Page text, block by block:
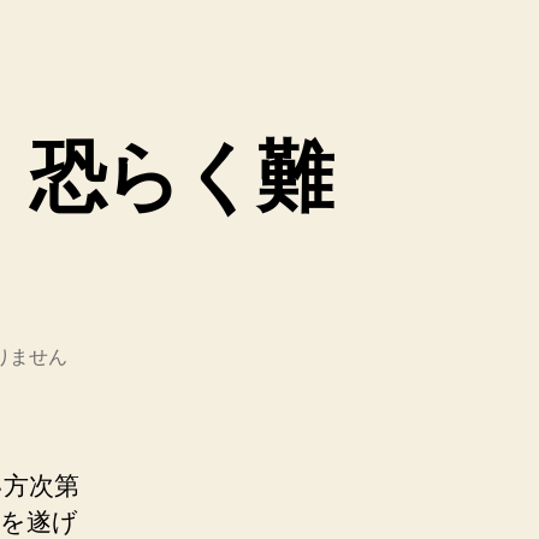
恐らく難
ません
次第
遂げ